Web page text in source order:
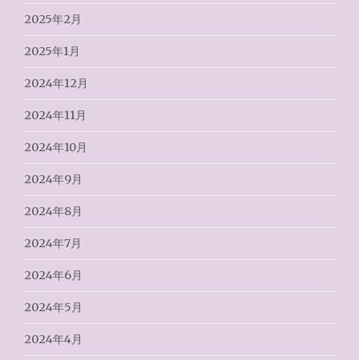
2025年2月
2025年1月
2024年12月
2024年11月
2024年10月
2024年9月
2024年8月
2024年7月
2024年6月
2024年5月
2024年4月